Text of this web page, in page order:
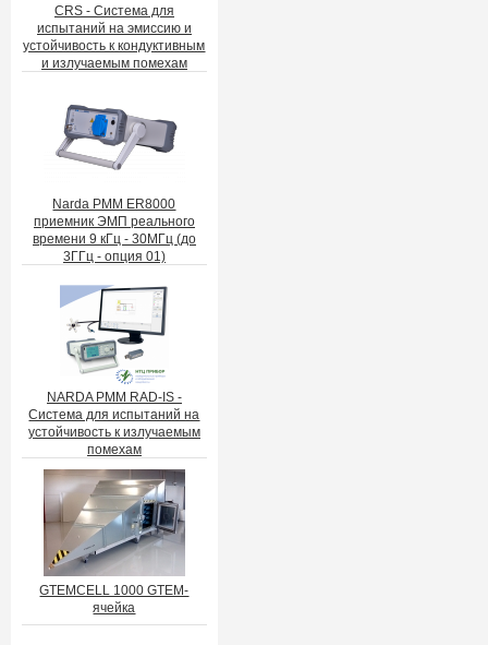
CRS - Система для
испытаний на эмиссию и
устойчивость к кондуктивным
и излучаемым помехам
Narda PMM ER8000
приемник ЭМП реального
времени 9 кГц - 30МГц (до
3ГГц - опция 01)
NARDA PMM RAD-IS -
Система для испытаний на
устойчивость к излучаемым
помехам
GTEMCELL 1000 GTEM-
ячейка